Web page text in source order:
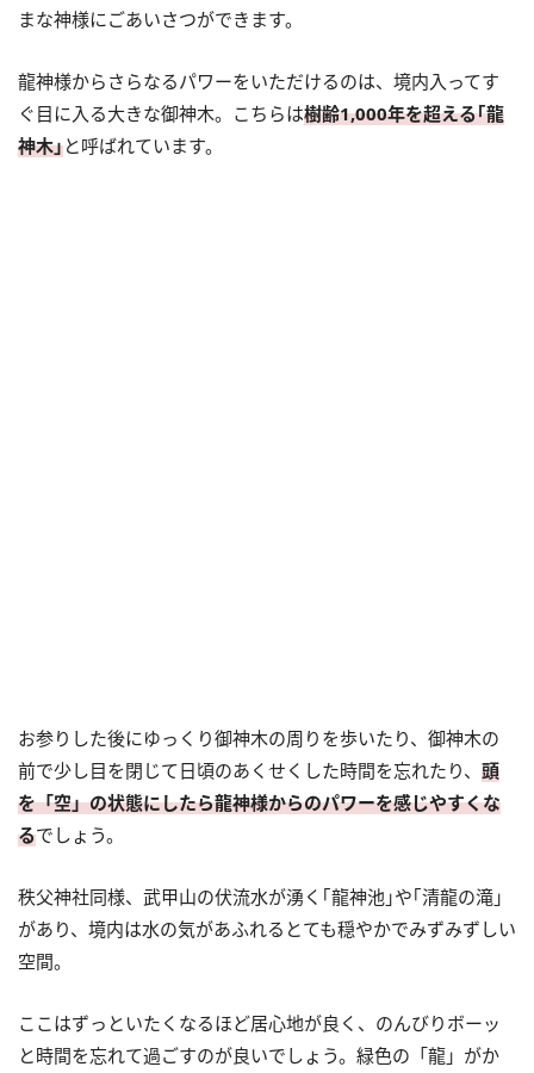
まな神様にごあいさつができます。
龍神様からさらなるパワーをいただけるのは、境内入ってす
ぐ目に入る大きな御神木。こちらは樹齢1,000年を超える｢龍
神木｣と呼ばれています。
お参りした後にゆっくり御神木の周りを歩いたり、御神木の
前で少し目を閉じて日頃のあくせくした時間を忘れたり、 頭
を「空」の状態にしたら龍神様からのパワーを感じやすくな
るでしょう。
秩父神社同様、武甲山の伏流水が湧く｢龍神池｣や｢清龍の滝｣
があり、境内は水の気があふれるとても穏やかでみずみずしい
空間。
ここはずっといたくなるほど居心地が良く、のんびりボーッ
と時間を忘れて過ごすのが良いでしょう。緑色の「龍」がか